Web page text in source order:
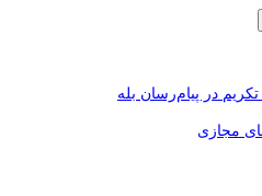
در پیام‌رسان بله
مجازی